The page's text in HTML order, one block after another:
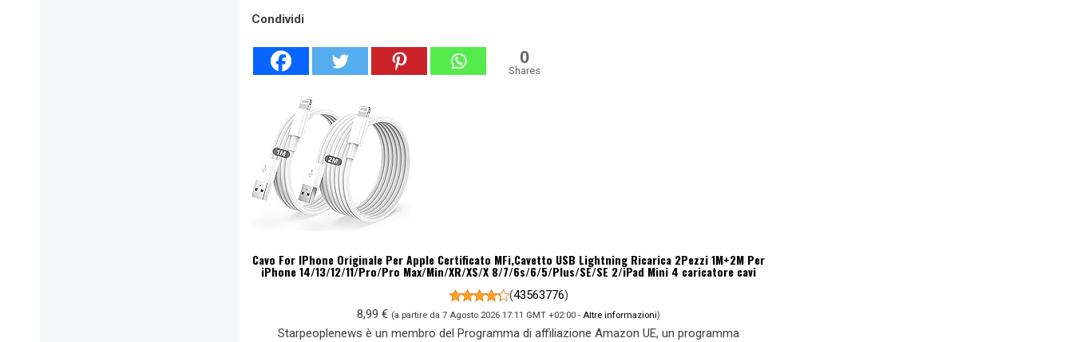
Condividi
0
Shares
Cavo For IPhone Originale Per Apple Certificato MFi,Cavetto USB Lightning Ricarica 2Pezzi 1M+2M Per
iPhone 14/13/12/11/Pro/Pro Max/Min/XR/XS/X 8/7/6s/6/5/Plus/SE/SE 2/iPad Mini 4 caricatore cavi
(43563776)
8,99 € (a partire da 7 Agosto 2026 17:11 GMT +02:00 -Altre informazioni)
Starpeoplenews è un membro del Programma di affiliazione Amazon UE, un programma